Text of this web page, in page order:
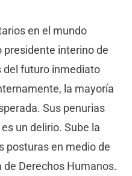
en el mundo
presidente interino de
del futuro inmediato
la mayoría
Sus penurias
un delirio. Sube la
posturas en medio de
Derechos Humanos.